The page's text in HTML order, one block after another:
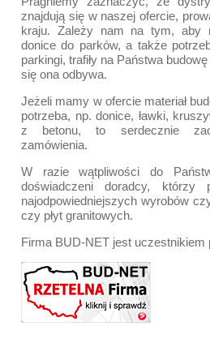
znajdują się w naszej ofercie,
kraju. Zależy nam na tym, aby
donice do parków, a także
parkingi, trafiły na Państwa
się ona odbywa.
Jeżeli mamy w ofercie materiał
potrzeba, np. donice, ławki,
z betonu, to serdecznie
zamówienia.
W razie wątpliwości do
doświadczeni doradcy, którzy
najodpowiedniejszych wyrobów
czy płyt granitowych.
Firma BUD-NET jest uczestnikiem